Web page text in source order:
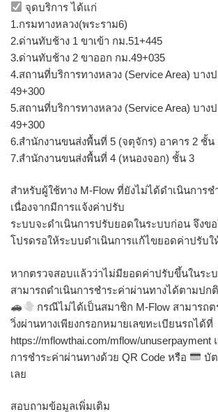
จุดบริการ ได้แก่
1.กรมทางหลวง(พระราม6)
2.ด่านทับช้าง 1 ขาเข้า กม.51+445
3.ด่านทับช้าง 2 ขาออก กม.49+035
4.สถานที่บริการทางหลวง (Service Area) บาง
49+300
5.สถานที่บริการทางหลวง (Service Area) บาง
49+300
6.สำนักงานขนส่งพื้นที่ 5 (จตุจักร) อาคาร 2 ชั้น
7.สำนักงานขนส่งพื้นที่ 4 (หนองจอก) ชั้น 3
สำหรับผู้ใช้ทาง M-Flow ที่ยังไม่ได้ดำเนินการช
เนื่องจากมีการแจ้งค่าปรับ
ระบบจะดำเนินการปรับยอดในระบบก่อน จึงข
โปรดรอให้ระบบดำเนินการแก้ไขยอดค่าปรับใ
หากตรวจสอบแล้วว่าไม่มียอดค่าปรับขึ้นในระ
สามารถดำเนินการชำระค่าผ่านทางได้ตามปกติ
กรณีไม่ได้เป็นสมาชิก M-Flow สามารถ
วิ่งผ่านทางเพียงกรอกหมายเลขทะเบียนรถได้ที่
https://mflowthai.com/mflow/
การชำระค่าผ่านทางด้วย QR Code หรือ
บั
เลย
สอบถามข้อมูลเพิ่มเติม